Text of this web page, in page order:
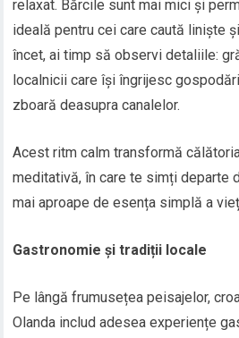
relaxat. Bărcile sunt mai mici și
ideală pentru cei care caută liniște
încet, ai timp să observi detaliile:
localnicii care își îngrijesc
zboară deasupra canalelor.
Acest ritm calm transformă
meditativă, în care te simți departe
mai aproape de esența simplă a
Gastronomie și tradiții locale
Pe lângă frumusețea peisajelor,
Olanda includ adesea experiențe